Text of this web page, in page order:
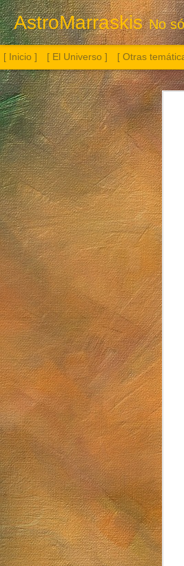
AstroMarraskis No
[ Inicio ] [ El Universo ] [ Otras
Albireo
Sol. 19 de julio de 2026